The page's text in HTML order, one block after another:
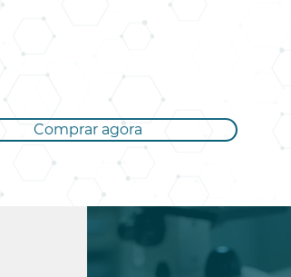
Comprar agora